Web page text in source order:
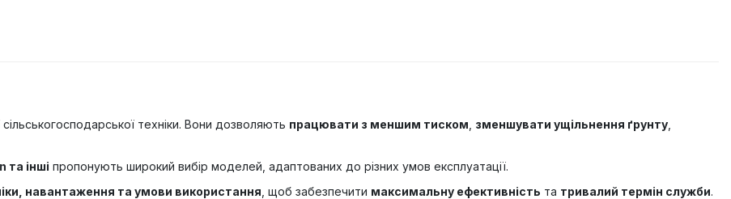
техніки. Вони дозволяють працювати з меншим тиском зменшувати ущільнення ґрунту
інші пропонують широкий вибір моделей, адаптованих до різних умов експлуатації.
навантаження та умови використання , щоб забезпечити максимальну ефективність та тривалий термін служби.